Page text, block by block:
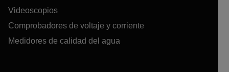
Videoscopios
Comprobadores de voltaje y corriente
Medidores de calidad del agua